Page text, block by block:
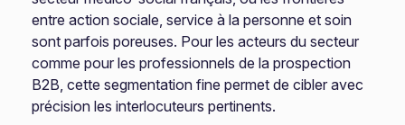
entre action sociale, service à la personne et soin
sont parfois poreuses. Pour les acteurs du secteur
comme pour les professionnels de la prospection
B2B, cette segmentation fine permet de cibler avec
précision les interlocuteurs pertinents.